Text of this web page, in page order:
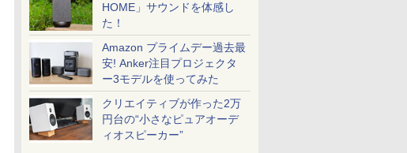
HOME」サウンドを体感し
た！
Amazon プライムデー過去最
安! Anker注目プロジェクタ
ー3モデルを使ってみた
クリエイティブが作った2万
円台の“小さなピュアオーデ
ィオスピーカー”